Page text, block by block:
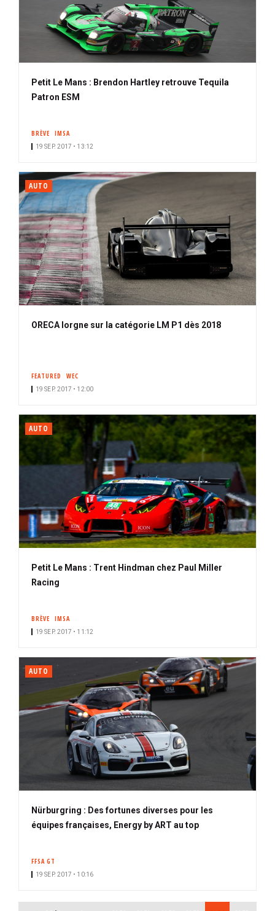
Petit Le Mans : Brendon Hartley retrouve Tequila
Patron ESM
BRÈVE IMSA
19 SEP. 2017 • 13:12
AUTO
ORECA lorgne sur la catégorie LM P1 dès 2018
FEATURED WEC
19 SEP. 2017 • 12:00
AUTO
Petit Le Mans : Trent Hindman chez Paul Miller
Racing
BRÈVE IMSA
19 SEP. 2017 • 11:12
AUTO
Nürburgring : Des fortunes diverses pour les
équipes françaises, Energy by ART au top
FFSA GT
19 SEP. 2017 • 10:16